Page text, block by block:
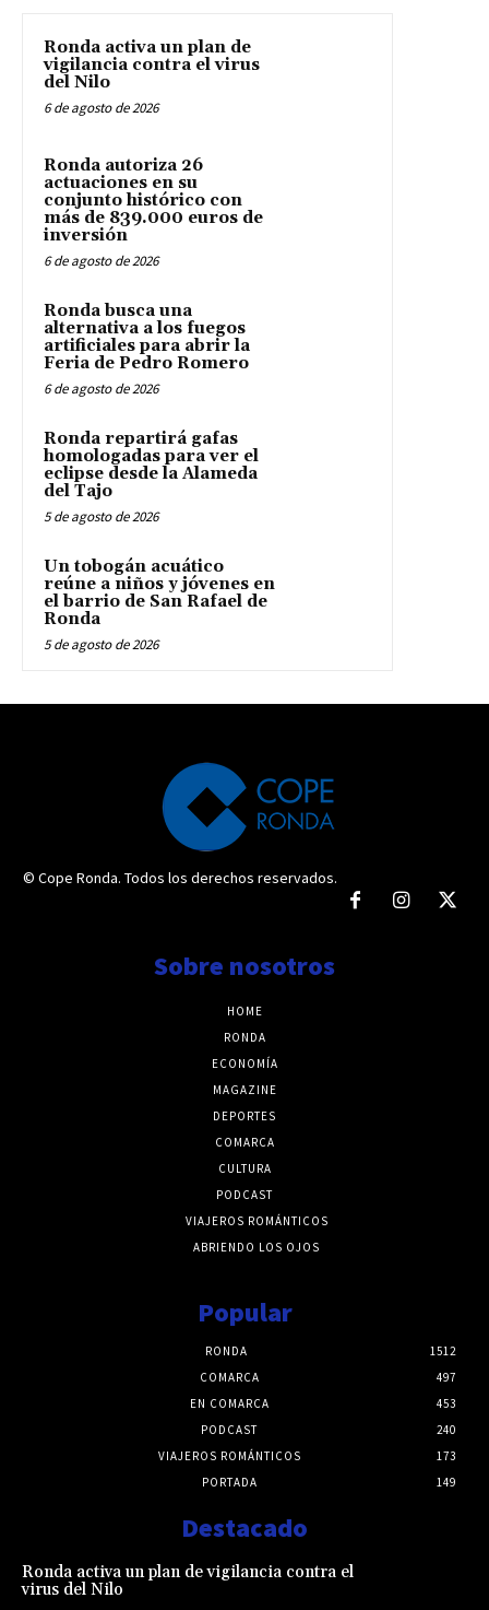
Ronda activa un plan de
vigilancia contra el virus
del Nilo
6 de agosto de 2026
Ronda autoriza 26
actuaciones en su
conjunto histórico con
más de 839.000 euros de
inversión
6 de agosto de 2026
Ronda busca una
alternativa a los fuegos
artificiales para abrir la
Feria de Pedro Romero
6 de agosto de 2026
Ronda repartirá gafas
homologadas para ver el
eclipse desde la Alameda
del Tajo
5 de agosto de 2026
Un tobogán acuático
reúne a niños y jóvenes en
el barrio de San Rafael de
Ronda
5 de agosto de 2026
© Cope Ronda. Todos los derechos reservados.
Sobre nosotros
HOME
RONDA
ECONOMÍA
MAGAZINE
DEPORTES
COMARCA
CULTURA
PODCAST
VIAJEROS ROMÁNTICOS
ABRIENDO LOS OJOS
Popular
RONDA
1512
COMARCA
497
EN COMARCA
453
PODCAST
240
VIAJEROS ROMÁNTICOS
173
PORTADA
149
Destacado
Ronda activa un plan de vigilancia contra el
virus del Nilo